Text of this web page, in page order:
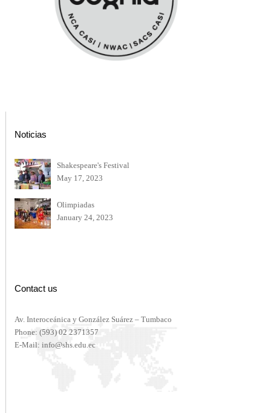
Noticias
Shakespeare's Festival
May 17, 2023
Olimpiadas
January 24, 2023
Contact us
Av. Interoceánica y González Suárez – Tumbaco
Phone: (593) 02 2371357
E-Mail: info@shs.edu.ec